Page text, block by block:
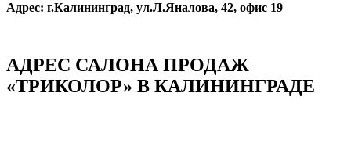
Адрес: г.Калининград, ул.Л.Яналова, 42, офис 19
АДРЕС САЛОНА ПРОДАЖ
«ТРИКОЛОР» В КАЛИНИНГРАДЕ